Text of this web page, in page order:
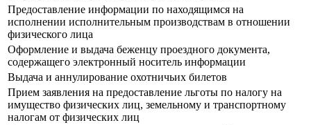
Предоставление информации по находящимся на
исполнении исполнительным производствам в отношении
физического лица
Оформление и выдача беженцу проездного документа,
содержащего электронный носитель информации
Выдача и аннулирование охотничьих билетов
Прием заявления на предоставление льготы по налогу на
имущество физических лиц, земельному и транспортному
налогам от физических лиц